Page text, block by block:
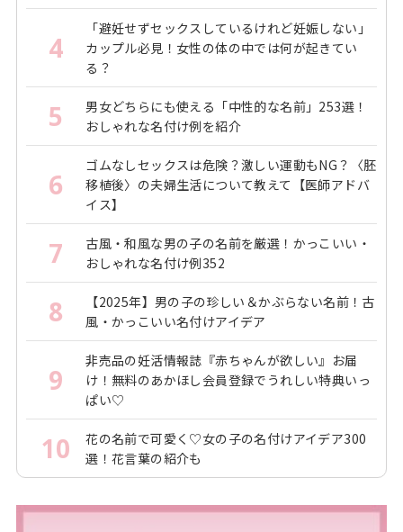
4
「避妊せずセックスしているけれど妊娠しない」
カップル必見！女性の体の中では何が起きてい
る？
5
男女どちらにも使える「中性的な名前」253選！
おしゃれな名付け例を紹介
6
ゴムなしセックスは危険？激しい運動もNG？〈胚
移植後〉の夫婦生活について教えて【医師アドバ
イス】
7
古風・和風な男の子の名前を厳選！かっこいい・
おしゃれな名付け例352
8
【2025年】男の子の珍しい＆かぶらない名前！古
風・かっこいい名付けアイデア
9
非売品の妊活情報誌『赤ちゃんが欲しい』お届
け！無料のあかほし会員登録でうれしい特典いっ
ぱい♡
10
花の名前で可愛く♡女の子の名付けアイデア300
選！花言葉の紹介も